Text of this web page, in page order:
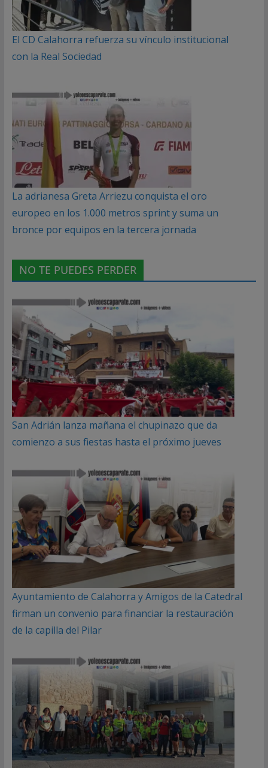
El CD Calahorra refuerza su vínculo institucional
con la Real Sociedad
La adrianesa Greta Arriezu conquista el oro
europeo en los 1.000 metros sprint y suma un
bronce por equipos en la tercera jornada
NO TE PUEDES PERDER
San Adrián lanza mañana el chupinazo que da
comienzo a sus fiestas hasta el próximo jueves
Ayuntamiento de Calahorra y Amigos de la Catedral
firman un convenio para financiar la restauración
de la capilla del Pilar